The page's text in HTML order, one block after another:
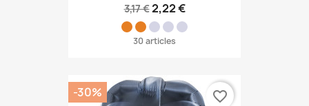
3,17 €2,22 €
30 articles
-30% favorite_border